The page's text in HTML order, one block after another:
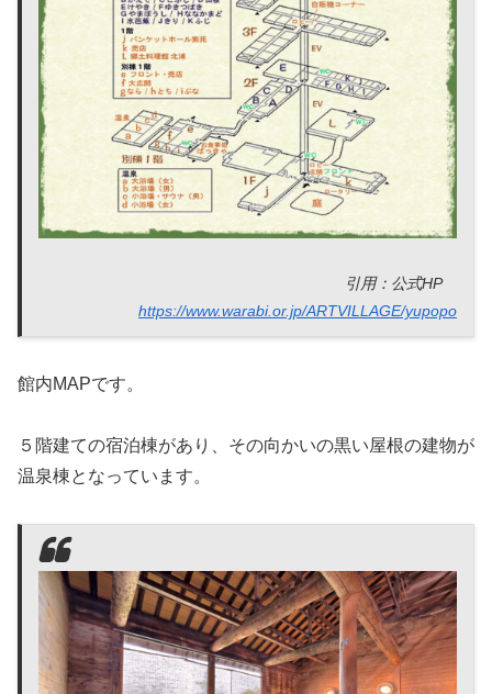
引用：公式HP
https://www.warabi.or.jp/ARTVILLAGE/yupopo
館内MAPです。
５階建ての宿泊棟があり、その向かいの黒い屋根の建物が
温泉棟となっています。